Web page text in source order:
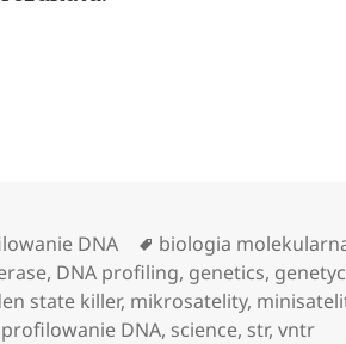
DNA Tagi
biologia
, DNA profiling, genetics,
state killer, mikrosatelity,
profilowanie DNA, science, str,vntr